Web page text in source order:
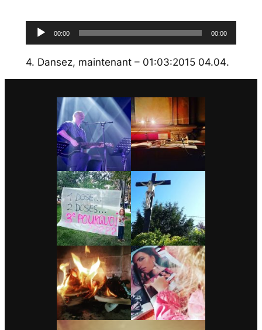
Lecteur
audio
00:00 00:00
4. Dansez, maintenant – 01:03:2015 04.04.